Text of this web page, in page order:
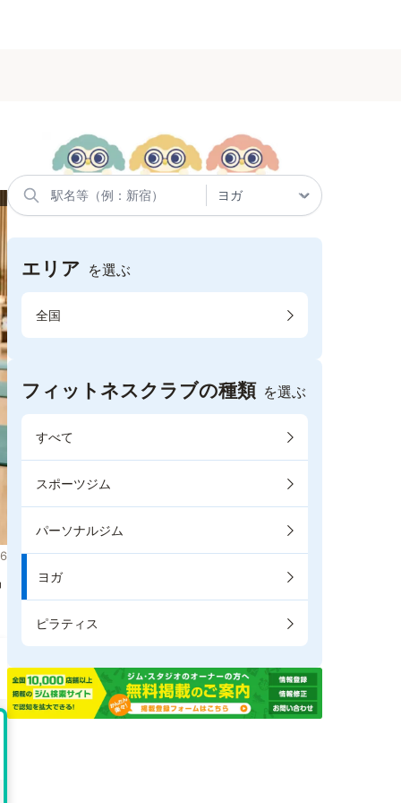
エリア を選ぶ
全国
フィットネスクラブの種類 を選ぶ
すべて
スポーツジム
パーソナルジム
ヨガ
ピラティス